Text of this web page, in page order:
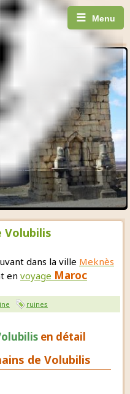
☰ Menu
Volubilis
dans la ville Meknès
en voyage Maroc
ruines
en détail
de Volubilis